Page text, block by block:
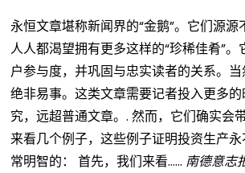
永恒文章堪称新闻界的“金鹅”。它们源源
人人都渴望拥有更多这样的“珍稀佳肴”
户参与度，并巩固与忠实读者的关系。
绝非易事。这类文章需要记者投入更多
究，远超普通文章。. 然而，它们确实会
来看几个例子，这些例子证明投资生产
常明智的：
首先，我们来看…… 南德意志